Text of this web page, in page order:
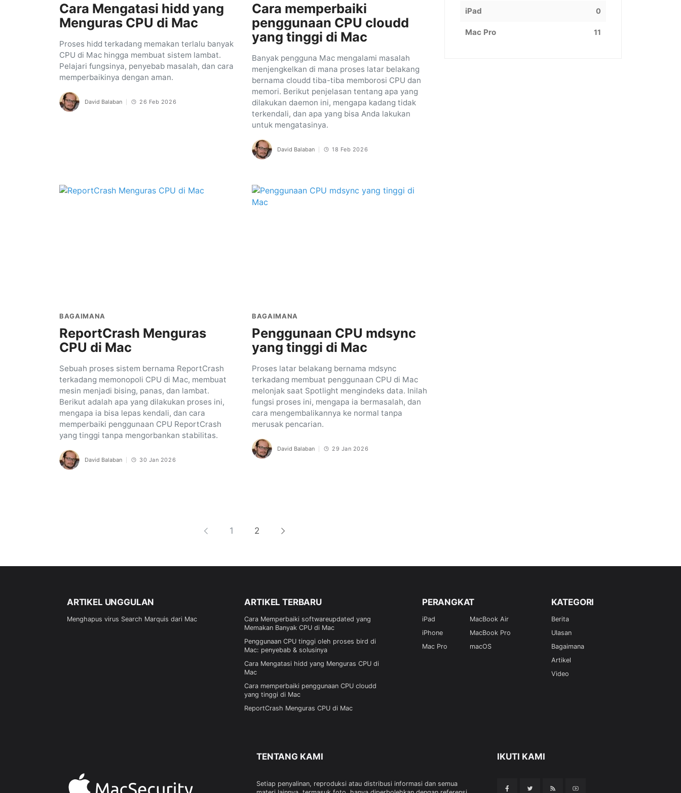
Cara Mengatasi hidd yang
Menguras CPU di Mac
Proses hidd terkadang memakan terlalu banyak
CPU di Mac hingga membuat sistem lambat.
Pelajari fungsinya, penyebab masalah, dan cara
memperbaikinya dengan aman.
David Balaban 26 Feb 2026
Cara memperbaiki
penggunaan CPU cloudd
yang tinggi di Mac
Banyak pengguna Mac mengalami masalah
menjengkelkan di mana proses latar belakang
bernama cloudd tiba-tiba memborosi CPU dan
memori. Berikut penjelasan tentang apa yang
dilakukan daemon ini, mengapa kadang tidak
terkendali, dan apa yang bisa Anda lakukan
untuk mengatasinya.
David Balaban 18 Feb 2026
BAGAIMANA
ReportCrash Menguras
CPU di Mac
Sebuah proses sistem bernama ReportCrash
terkadang memonopoli CPU di Mac, membuat
mesin menjadi bising, panas, dan lambat.
Berikut adalah apa yang dilakukan proses ini,
mengapa ia bisa lepas kendali, dan cara
memperbaiki penggunaan CPU ReportCrash
yang tinggi tanpa mengorbankan stabilitas.
David Balaban 30 Jan 2026
BAGAIMANA
Penggunaan CPU mdsync
yang tinggi di Mac
Proses latar belakang bernama mdsync
terkadang membuat penggunaan CPU di Mac
melonjak saat Spotlight mengindeks data. Inilah
fungsi proses ini, mengapa ia bermasalah, dan
cara mengembalikannya ke normal tanpa
merusak pencarian.
David Balaban 29 Jan 2026
1 2
iPad 0
Mac Pro 11
ARTIKEL UNGGULAN
Menghapus virus Search Marquis dari Mac
ARTIKEL TERBARU
Cara Memperbaiki softwareupdated yang
Memakan Banyak CPU di Mac
Penggunaan CPU tinggi oleh proses bird di
Mac: penyebab & solusinya
Cara Mengatasi hidd yang Menguras CPU di
Mac
Cara memperbaiki penggunaan CPU cloudd
yang tinggi di Mac
ReportCrash Menguras CPU di Mac
PERANGKAT
iPad
iPhone
Mac Pro
MacBook Air
MacBook Pro
macOS
KATEGORI
Berita
Ulasan
Bagaimana
Artikel
Video
TENTANG KAMI
Setiap penyalinan, reproduksi atau distribusi informasi dan semua
IKUTI KAMI